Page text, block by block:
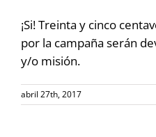
¡Si! Treinta y cinco
por la campaña serán
y/o misión.
abril 27th, 2017